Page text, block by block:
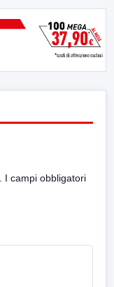
I campi obbligatori